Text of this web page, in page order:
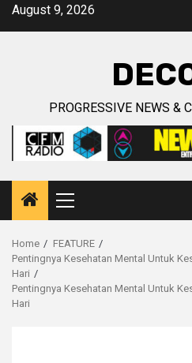
SkipAugust 9, 2026
PROGRESSIVE NEWS &
Primary
Menu
Home
FEATURE
Pentingnya Kesehatan Mental Untuk
Hari
Pentingnya Kesehatan Mental Untuk
Hari